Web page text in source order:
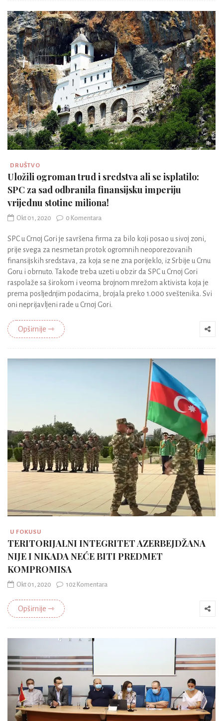
DRUŠTVO
Uložili ogroman trud i sredstva ali se isplatilo:
SPC za sad odbranila finansijsku imperiju
vrijednu stotine miliona!
Okt 01, 2020 0 Komentara
SPC u Crnoj Gori je savršena firma za bilo koji posao u sivoj zoni,
prije svega za nesmetan protok ogromnih neoporezovanih
finansijskih sredstava, za koja se ne zna porijeklo, iz Srbije u Crnu
Goru i obrnuto. Takođe treba uzeti u obzir da SPC u Crnoj Gori
raspolaže sa širokom i veoma brojnom mrežom aktivista koja je
prema posljednjim podacima, brojala preko 1.000 sveštenika. Svi
oni neprijavljeni rade u Crnoj Gori.
Opširnije ⇾
U FOKUSU
TERITORIJALNI INTEGRITET AZERBEJDŽANA
NIJE I NIKADA NEĆE BITI PREDMET
KOMPROMISA
Okt 01, 2020 102 Komentara
Opširnije ⇾